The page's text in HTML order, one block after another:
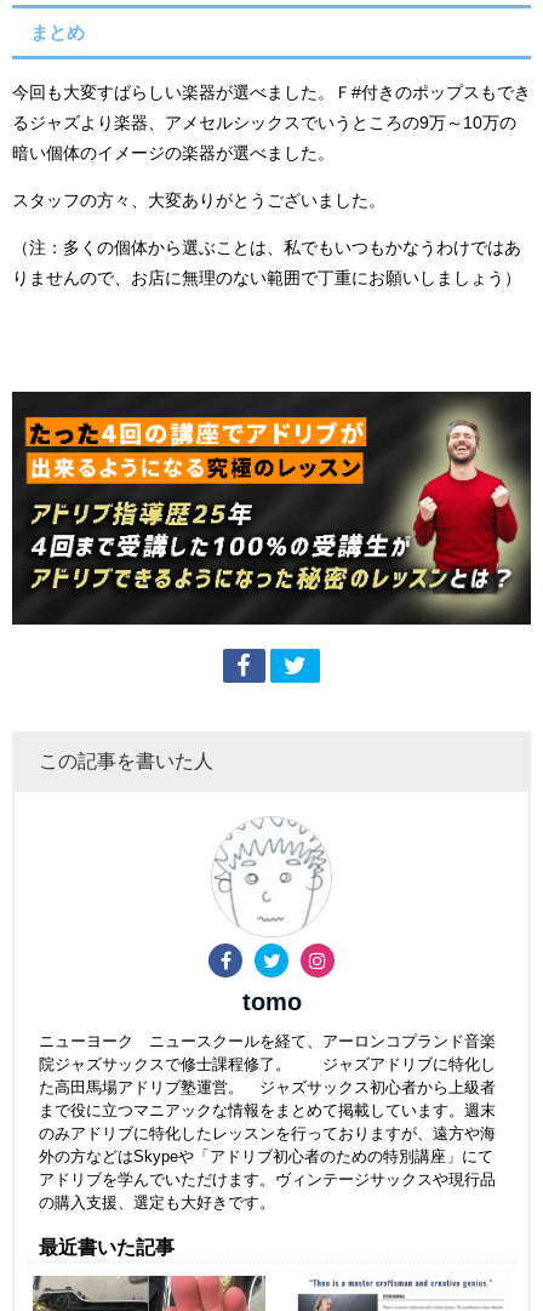
まとめ
今回も大変すばらしい楽器が選べました。Ｆ#付きのポップスもでき
るジャズより楽器、アメセルシックスでいうところの9万～10万の
暗い個体のイメージの楽器が選べました。
スタッフの方々、大変ありがとうございました。
（注：多くの個体から選ぶことは、私でもいつもかなうわけではあ
りませんので、お店に無理のない範囲で丁重にお願いしましょう）
この記事を書いた人
tomo
ニューヨーク ニュースクールを経て、アーロンコプランド音楽
院ジャズサックスで修士課程修了。 ジャズアドリブに特化し
た高田馬場アドリブ塾運営。 ジャズサックス初心者から上級者
まで役に立つマニアックな情報をまとめて掲載しています。週末
のみアドリブに特化したレッスンを行っておりますが、遠方や海
外の方などはSkypeや「アドリブ初心者のための特別講座」にて
アドリブを学んでいただけます。ヴィンテージサックスや現行品
の購入支援、選定も大好きです。
最近書いた記事